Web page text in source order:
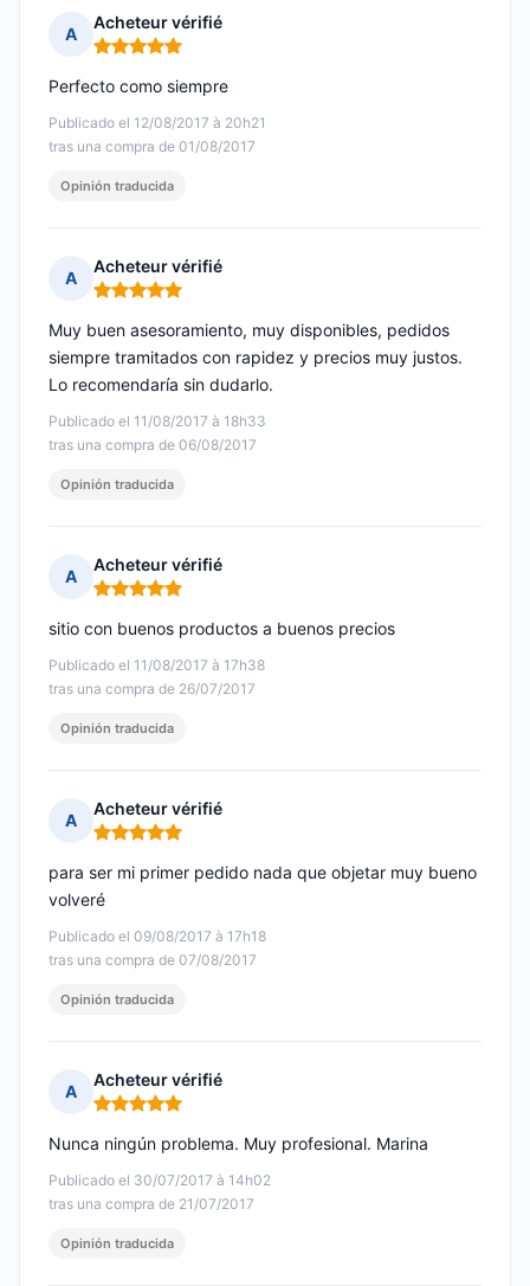
A
Acheteur vérifié
Nota: 5 de 5
Publicado el 12/08/2017 à 20h21
tras una compra de 01/08/2017
Perfecto como siempre
Opinión traducida
A
Acheteur vérifié
Nota: 5 de 5
Publicado el 11/08/2017 à 18h33
tras una compra de 06/08/2017
Muy buen asesoramiento, muy disponibles, pedidos
siempre tramitados con rapidez y precios muy justos.
Lo recomendaría sin dudarlo.
Opinión traducida
A
Acheteur vérifié
Nota: 5 de 5
Publicado el 11/08/2017 à 17h38
tras una compra de 26/07/2017
sitio con buenos productos a buenos precios
Opinión traducida
A
Acheteur vérifié
Nota: 5 de 5
Publicado el 09/08/2017 à 17h18
tras una compra de 07/08/2017
para ser mi primer pedido nada que objetar muy bueno
volveré
Opinión traducida
A
Acheteur vérifié
Nota: 5 de 5
Publicado el 30/07/2017 à 14h02
tras una compra de 21/07/2017
Nunca ningún problema. Muy profesional. Marina
Opinión traducida